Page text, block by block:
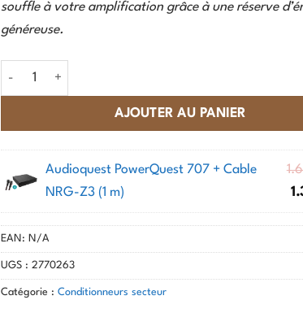
souffle à votre amplification grâce à une réserve
généreuse.
quantité de AudioQuest - PowerQuest 707
AJOUTER AU PANIER
Audioquest PowerQuest 707 + Cable
NRG-Z3 (1 m)
EAN: N/A
UGS : 2770263
Catégorie : Conditionneurs secteur